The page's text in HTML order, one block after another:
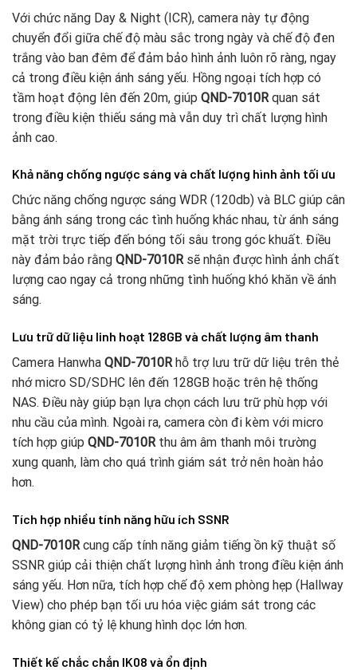
Với chức năng Day & Night (ICR), camera này tự động
chuyển đổi giữa chế độ màu sắc trong ngày và chế độ đen
trắng vào ban đêm để đảm bảo hình ảnh luôn rõ ràng, ngay
cả trong điều kiện ánh sáng yếu. Hồng ngoại tích hợp có
tầm hoạt động lên đến 20m, giúp QND-7010R quan sát
trong điều kiện thiếu sáng mà vẫn duy trì chất lượng hình
ảnh cao.
Khả năng chống ngược sáng và chất lượng hình ảnh tối ưu
Chức năng chống ngược sáng WDR (120db) và BLC giúp cân
bằng ánh sáng trong các tình huống khác nhau, từ ánh sáng
mặt trời trực tiếp đến bóng tối sâu trong góc khuất. Điều
này đảm bảo rằng QND-7010R sẽ nhận được hình ảnh chất
lượng cao ngay cả trong những tình huống khó khăn về ánh
sáng.
Lưu trữ dữ liệu linh hoạt 128GB và chất lượng âm thanh
Camera Hanwha QND-7010Rhỗ trợ lưu trữ dữ liệu trên thẻ
nhớ micro SD/SDHC lên đến 128GB hoặc trên hệ thống
NAS. Điều này giúp bạn lựa chọn cách lưu trữ phù hợp với
nhu cầu của mình. Ngoài ra, camera còn đi kèm với micro
tích hợp giúp QND-7010R thu âm âm thanh môi trường
xung quanh, làm cho quá trình giám sát trở nên hoàn hảo
hơn.
Tích hợp nhiều tính năng hữu ích SSNR
QND-7010Rcung cấp tính năng giảm tiếng ồn kỹ thuật số
SSNR giúp cải thiện chất lượng hình ảnh trong điều kiện ánh
sáng yếu. Hơn nữa, tích hợp chế độ xem phòng hẹp (Hallway
View) cho phép bạn tối ưu hóa việc giám sát trong các
không gian có tỷ lệ khung hình dọc lớn hơn.
Thiết kế chắc chắn IK08 và ổn định